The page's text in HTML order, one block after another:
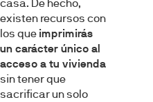
casa. De hecho,
existen recursos con
los que imprimirás
un carácter único al
acceso a tu vivienda
sin tener que
sacrificar un solo